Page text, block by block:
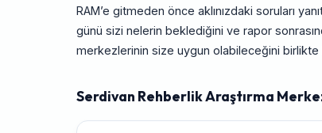
RAM’e gitmeden önce aklınızdaki soruları
günü sizi nelerin beklediğini ve rapor
merkezlerinin size uygun olabileceğini birlikte
Serdivan Rehberlik Araştırma